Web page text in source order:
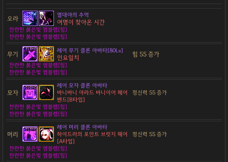
오라 열대야의 추억
여명이 찾아온 시간
찬란한 붉은빛 엠블렘[힘]
찬란한 붉은빛 엠블렘[힘]
무기 레어 무기 클론 아바타[80Lv]
인요일치 힘 55 증가
찬란한 붉은빛 엠블렘[힘]
찬란한 붉은빛 엠블렘[힘]
모자
레어 모자 클론 아바타
바니바니 아라드 바니이어 헤어
밴드[B타입]
정신력 55 증가
찬란한 붉은빛 엠블렘[힘]
찬란한 붉은빛 엠블렘[힘]
머리
레어 머리 클론 아바타
하이드라의 포인트 브릿지 헤어
[A타입]
정신력 55 증가
찬란한 붉은빛 엠블렘[힘]
찬란한 붉은빛 엠블렘[힘]